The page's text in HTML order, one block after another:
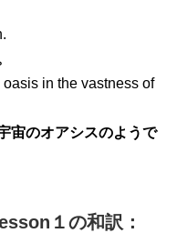
in the vastness of
宙のオアシスのようで
１の和訳：